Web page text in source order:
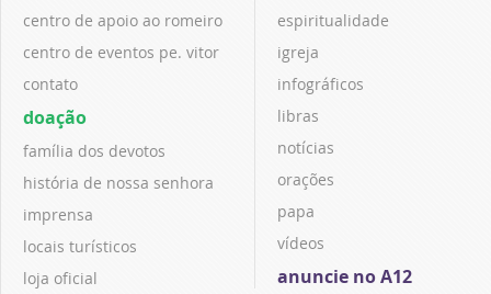
centro de apoio ao romeiro
centro de eventos pe. vitor
contato
doação
família dos devotos
história de nossa senhora
imprensa
locais turísticos
loja oficial
espiritualidade
igreja
infográficos
libras
notícias
orações
papa
vídeos
anuncie no A12